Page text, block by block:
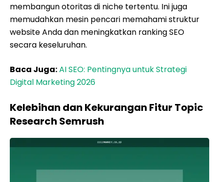
membangun otoritas di niche tertentu. Ini juga
memudahkan mesin pencari memahami struktur
website Anda dan meningkatkan ranking SEO
secara keseluruhan.
Baca Juga:AI SEO: Pentingnya untuk Strategi
Digital Marketing 2026
Kelebihan dan Kekurangan Fitur Topic
Research Semrush